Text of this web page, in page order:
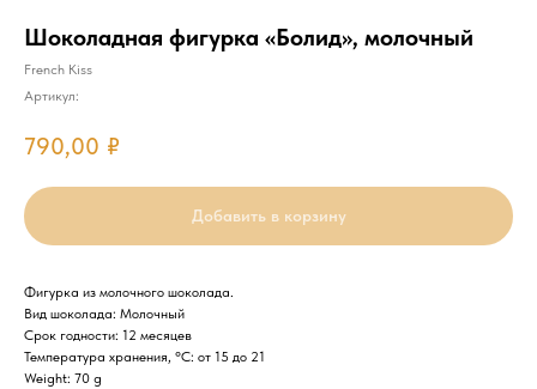
Шоколадная фигурка «Болид», молочный
French Kiss
Артикул:
790,00 ₽
Добавить в корзину
Фигурка из молочного шоколада.
Вид шоколада: Молочный
Срок годности: 12 месяцев
Температура хранения, °C: от 15 до 21
Weight: 70 g